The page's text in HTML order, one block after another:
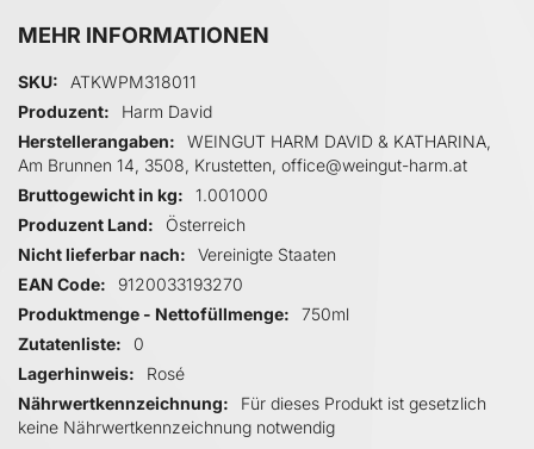
MEHR INFORMATIONEN
Mehr Informationen
SKU
ATKWPM318011
Produzent
Harm David
Herstellerangaben
WEINGUT HARM DAVID & KATHARINA,
Am Brunnen 14, 3508, Krustetten, office@weingut-harm.at
Bruttogewicht in kg
1.001000
Produzent Land
Österreich
Nicht lieferbar nach
Vereinigte Staaten
EAN Code
9120033193270
Produktmenge - Nettofüllmenge
750ml
Zutatenliste
0
Lagerhinweis
Rosé
Nährwertkennzeichnung
Für dieses Produkt ist gesetzlich
keine Nährwertkennzeichnung notwendig